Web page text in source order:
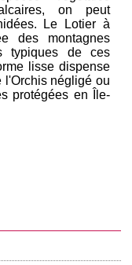
on peut
Le Lotier à
des montagnes
typiques de ces
lisse dispense
l'Orchis négligé ou
protégées en Île-